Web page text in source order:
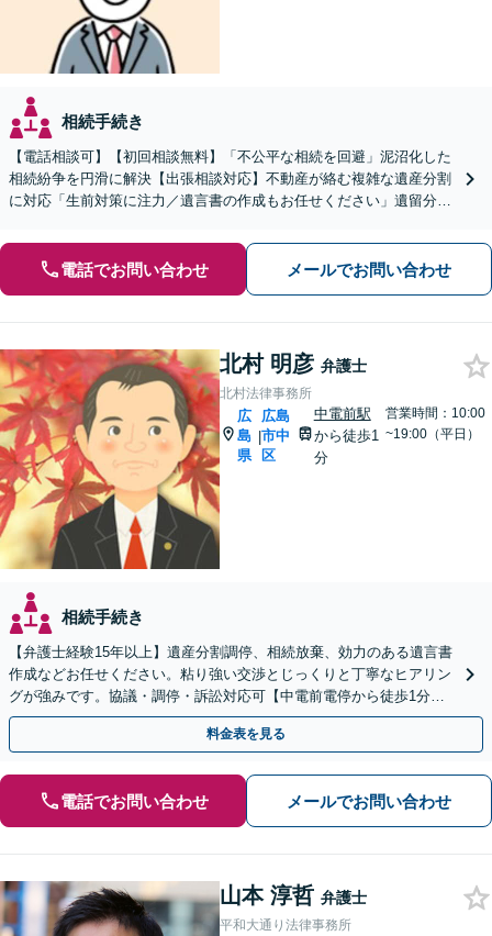
相続手続き
【電話相談可】【初回相談無料】「不公平な相続を回避」泥沼化した
相続紛争を円滑に解決【出張相談対応】不動産が絡む複雑な遺産分割
に対応「生前対策に注力／遺言書の作成もお任せください」遺留分侵
電話でお問い合わせ メールでお問い合わせ
北村 明彦 弁護士
北村法律事務所
広
島
県
|
広島
市中
区
中電前駅
から徒歩1
分
営業時間：10:00
~19:00（平日）
相続手続き
【弁護士経験15年以上】遺産分割調停、相続放棄、効力のある遺言書
作成などお任せください。粘り強い交渉とじっくりと丁寧なヒアリン
グが強みです。協議・調停・訴訟対応可【中電前電停から徒歩1分】
【法テラス利用可】【弁護士直通電話】
料金表を見る
電話でお問い合わせ メールでお問い合わせ
山本 淳哲 弁護士
平和大通り法律事務所